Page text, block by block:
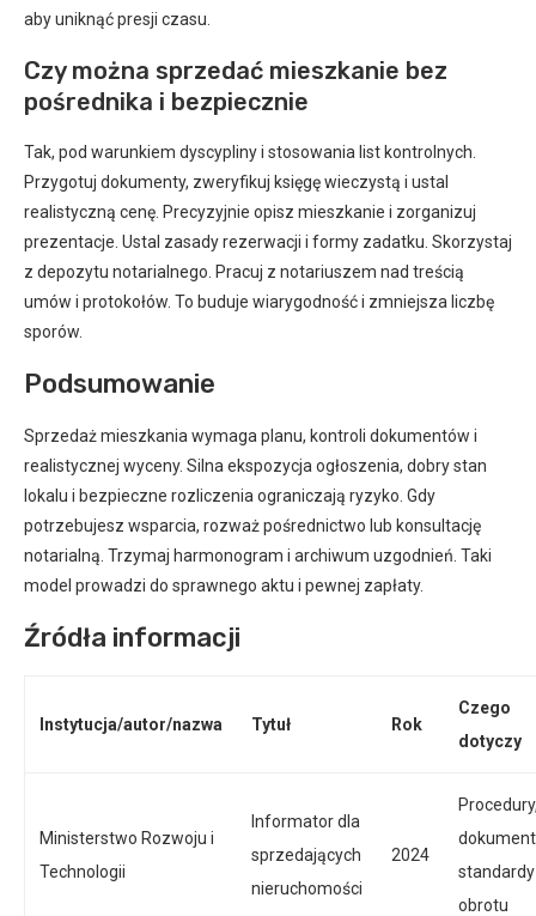
aby uniknąć presji czasu.
Czy można sprzedać mieszkanie bez
pośrednika i bezpiecznie
Tak, pod warunkiem dyscypliny i stosowania list kontrolnych.
Przygotuj dokumenty, zweryfikuj księgę wieczystą i ustal
realistyczną cenę. Precyzyjnie opisz mieszkanie i zorganizuj
prezentacje. Ustal zasady rezerwacji i formy zadatku. Skorzystaj
z depozytu notarialnego. Pracuj z notariuszem nad treścią
umów i protokołów. To buduje wiarygodność i zmniejsza liczbę
sporów.
Podsumowanie
Sprzedaż mieszkania wymaga planu, kontroli dokumentów i
realistycznej wyceny. Silna ekspozycja ogłoszenia, dobry stan
lokalu i bezpieczne rozliczenia ograniczają ryzyko. Gdy
potrzebujesz wsparcia, rozważ pośrednictwo lub konsultację
notarialną. Trzymaj harmonogram i archiwum uzgodnień. Taki
model prowadzi do sprawnego aktu i pewnej zapłaty.
Źródła informacji
Instytucja/autor/nazwa Tytuł Rok
Czego
dotyczy
Ministerstwo Rozwoju i
Technologii
Informator dla
sprzedających
nieruchomości
2024
standardy
obrotu